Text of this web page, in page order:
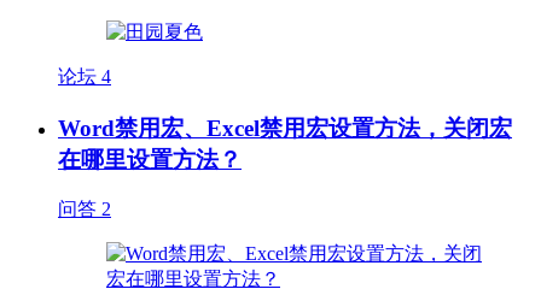
论坛 4
Word禁用宏、Excel禁用宏设置方法，关闭宏
在哪里设置方法？
问答 2